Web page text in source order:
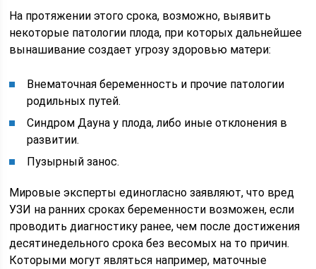
На протяжении этого срока, возможно, выявить
некоторые патологии плода, при которых дальнейшее
вынашивание создает угрозу здоровью матери:
Внематочная беременность и прочие патологии
родильных путей.
Синдром Дауна у плода, либо иные отклонения в
развитии.
Пузырный занос.
Мировые эксперты единогласно заявляют, что вред
УЗИ на ранних сроках беременности возможен, если
проводить диагностику ранее, чем после достижения
десятинедельного срока без весомых на то причин.
Которыми могут являться например, маточные